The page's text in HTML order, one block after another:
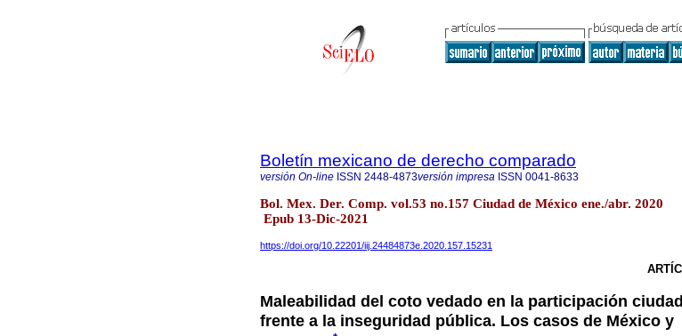
Boletín mexicano de derecho comparado
versión On-line ISSN 2448-4873versión impresa ISSN 0041-8633
Bol. Mex. Der. Comp. vol.53 no.157 Ciudad de México ene./abr. 2020
Epub 13-Dic-2021
https://doi.org/10.22201/iij.24484873e.2020.157.15231
Maleabilidad del coto vedado en la participación
frente a la inseguridad pública. Los casos de México y